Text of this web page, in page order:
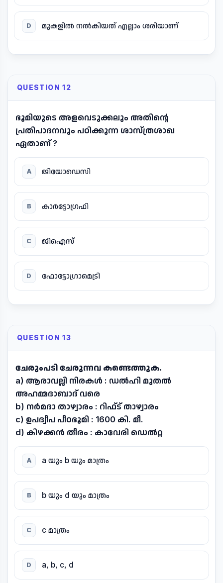
D മുകളിൽ നൽകിയത് എല്ലാം ശരിയാണ്
QUESTION 12
ഭൂമിയുടെ അളവെടുക്കലും അതിന്റെ
പ്രതിപാദനവും പഠിക്കുന്ന ശാസ്ത്രശാഖ
ഏതാണ് ?
A ജിയോഡെസി
B കാർട്ടോഗ്രഫി
C ജിഐസ്
D ഫോട്ടോഗ്രാമെട്രി
QUESTION 13
ചേരുംപടി ചേരുന്നവ കണ്ടെത്തുക.
a) ആരാവല്ലി നിരകൾ : ഡൽഹി മുതൽ
അഹമ്മദാബാദ് വരെ
b) നർമദാ താഴ്വാരം : റിഫ്ട് താഴ്വാരം
c) ഉപദ്വീപ പീഠഭൂമി : 1600 കി. മീ.
d) കിഴക്കൻ തീരം : കാവേരി ഡെൽറ്റ
A a യും b യും മാത്രം
B b യും d യും മാത്രം
C c മാത്രം
D a, b, c, d